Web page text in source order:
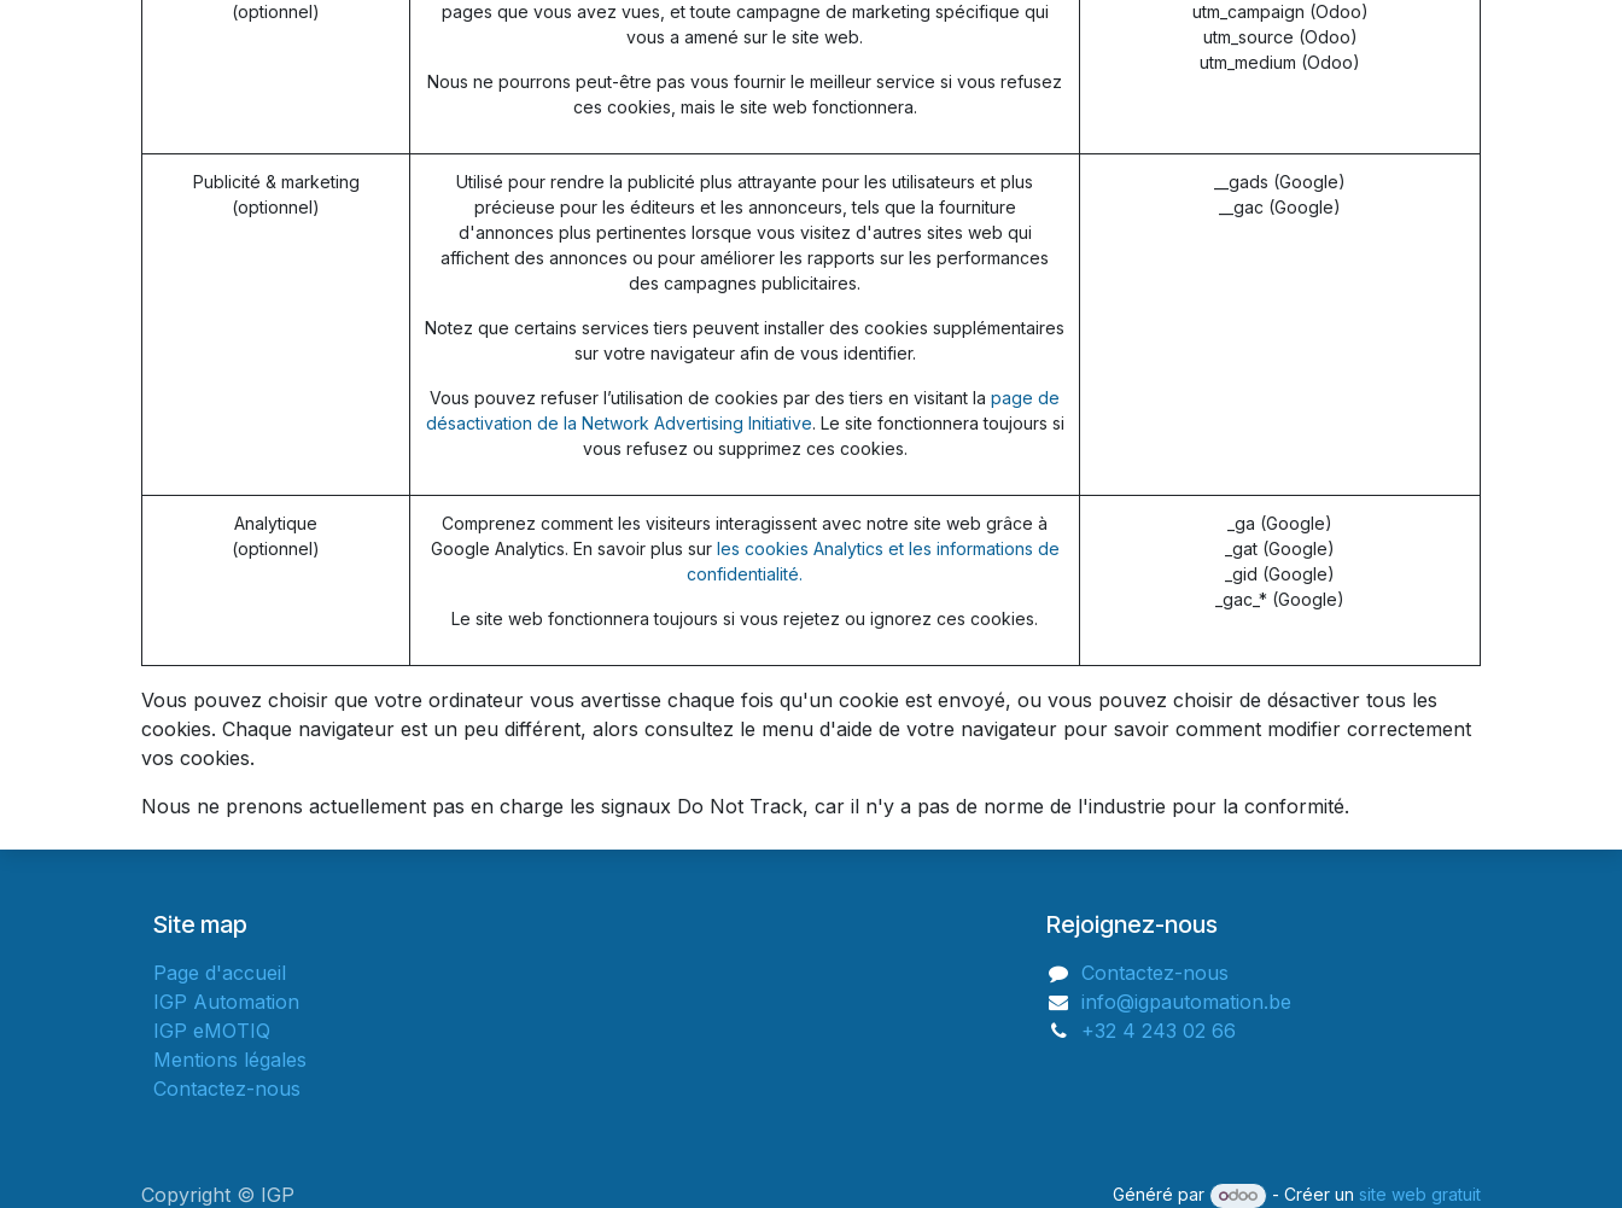
(optionnel)
pages que vous avez vues, et toute campagne de marketing spécifique qui
vous a amené sur le site web.
Nous ne pourrons peut-être pas vous fournir le meilleur service si vous refusez
ces cookies, mais le site web fonctionnera.
utm_campaign (Odoo)
utm_source (Odoo)
utm_medium (Odoo)
Publicité & marketing
(optionnel)
Utilisé pour rendre la publicité plus attrayante pour les utilisateurs et plus
précieuse pour les éditeurs et les annonceurs, tels que la fourniture
d'annonces plus pertinentes lorsque vous visitez d'autres sites web qui
affichent des annonces ou pour améliorer les rapports sur les performances
des campagnes publicitaires.
Notez que certains services tiers peuvent installer des cookies supplémentaires
sur votre navigateur afin de vous identifier.
Vous pouvez refuser l’utilisation de cookies par des tiers en visitant la page de
désactivation de la Network Advertising Initiative. Le site fonctionnera toujours si
vous refusez ou supprimez ces cookies.
__gads (Google)
__gac (Google)
Analytique
(optionnel)
Comprenez comment les visiteurs interagissent avec notre site web grâce à
Google Analytics. En savoir plus sur les cookies Analytics et les informations de
confidentialité.
Le site web fonctionnera toujours si vous rejetez ou ignorez ces cookies.
_ga (Google)
_gat (Google)
_gid (Google)
_gac_* (Google)
Vous pouvez choisir que votre ordinateur vous avertisse chaque fois qu'un cookie est envoyé, ou vous pouvez choisir de désactiver tous les
cookies. Chaque navigateur est un peu différent, alors consultez le menu d'aide de votre navigateur pour savoir comment modifier correctement
vos cookies.
Nous ne prenons actuellement pas en charge les signaux Do Not Track, car il n'y a pas de norme de l'industrie pour la conformité.
Site map
Page d'accueil
IGP Automation
IGP eMOTIQ
Mentions légales
Contactez-nous
Rejoignez-nous
Contactez-nous
info@igpautomation.be
+32 4 243 02 66
Copyright © IGP Généré par - Créer un site web gratuit